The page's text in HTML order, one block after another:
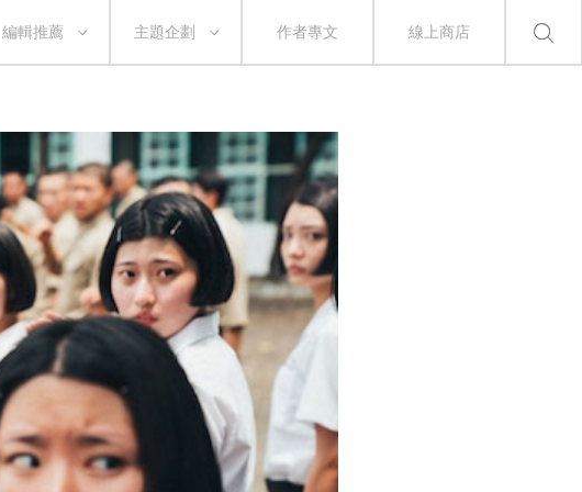
編輯推薦 主題企劃 作者專文 線上商店